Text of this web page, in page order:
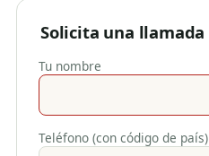
Solicita una llamada
Tu nombre
Teléfono (con código de país)